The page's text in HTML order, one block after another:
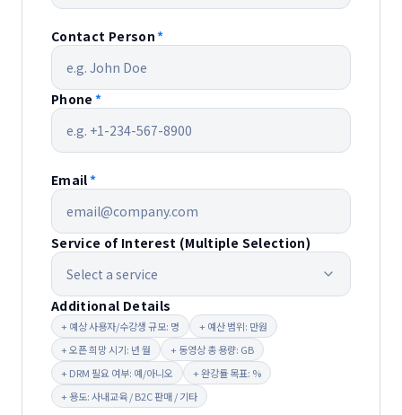
Contact Person*
Phone *
Email*
Service of Interest (Multiple Selection)
Select a service
Additional Details
+ 예상 사용자/수강생 규모: 명 + 예산 범위: 만원
+오픈 희망 시기: 년 월 + 동영상 총 용량: GB
+ DRM 필요 여부: 예/아니오 +완강률 목표: %
+용도: 사내교육 / B2C 판매 / 기타